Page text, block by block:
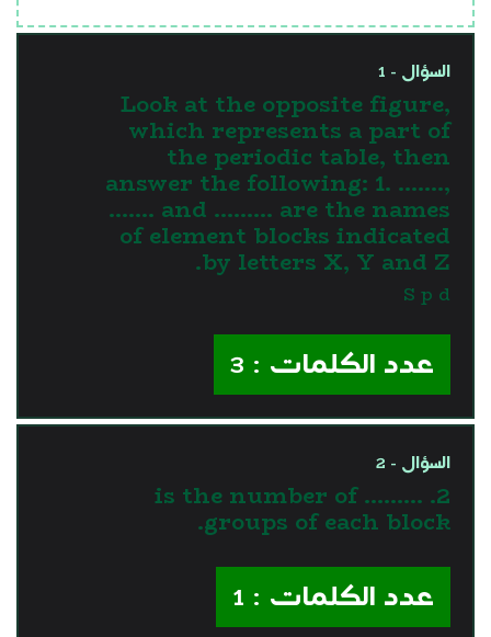
السؤال - 1
Look at the opposite figure,
which represents a part of
the periodic table, then
answer the following: 1. …….,
……. and ……… are the names
of element blocks indicated
by letters X, Y and Z.
S p d
عدد الكلمات : 3
السؤال - 2
2. ……… is the number of
groups of each block.
عدد الكلمات : 1